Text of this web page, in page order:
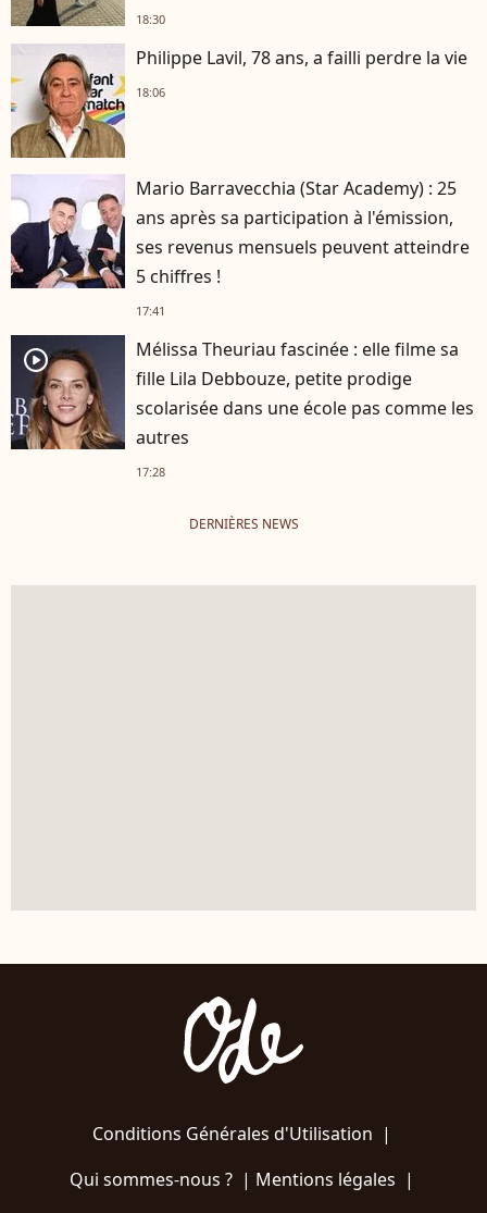
18:30
Philippe Lavil, 78 ans, a failli perdre la vie
18:06
Mario Barravecchia (Star Academy) : 25
ans après sa participation à l'émission,
ses revenus mensuels peuvent atteindre
5 chiffres !
17:41
player2
Mélissa Theuriau fascinée : elle filme sa
fille Lila Debbouze, petite prodige
scolarisée dans une école pas comme les
autres
17:28
DERNIÈRES NEWS
Conditions Générales d'Utilisation |
Qui sommes-nous ?| Mentions légales |